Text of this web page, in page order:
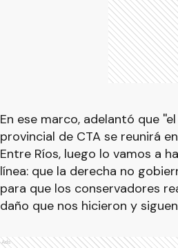
En ese marco, adelantó que
provincial de CTA se reunirá
Entre Ríos, luego lo vamos a
línea: que la derecha no
para que los conservadores
daño que nos hicieron y
Ads